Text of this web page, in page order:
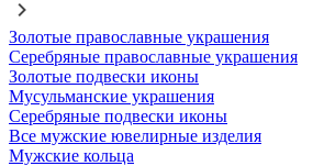
Золотые православные украшения
Серебряные православные украшения
Золотые подвески иконы
Мусульманские украшения
Серебряные подвески иконы
Все мужские ювелирные изделия
Мужские кольца